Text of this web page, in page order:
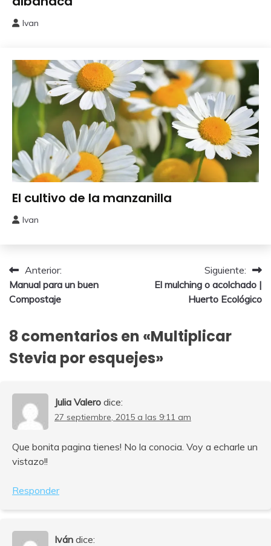
2024
Ivan
Aromaticas
El cultivo de la manzanilla
mayo,
Ivan
Navegación
de
Anterior:
Manual para un buen
Compostaje
Siguiente:
El mulching o acolchado |
Huerto Ecológico
8 comentarios en «Multiplicar
Stevia por esquejes»
Julia Valero dice:
27 septiembre, 2015 a las 9:11 am
Que bonita pagina tienes! No la conocia. Voy a echarle un
vistazo!!
Responder
Iván dice: